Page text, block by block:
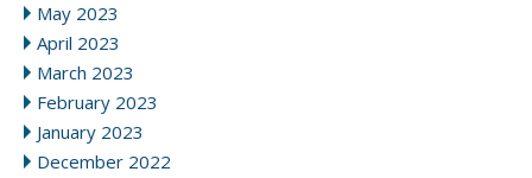
May 2023
April 2023
March 2023
February 2023
January 2023
December 2022